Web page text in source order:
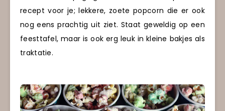
recept voor je; lekkere, zoete popcorn die er ook
nog eens prachtig uit ziet. Staat geweldig op een
feesttafel, maar is ook erg leuk in kleine bakjes als
traktatie.